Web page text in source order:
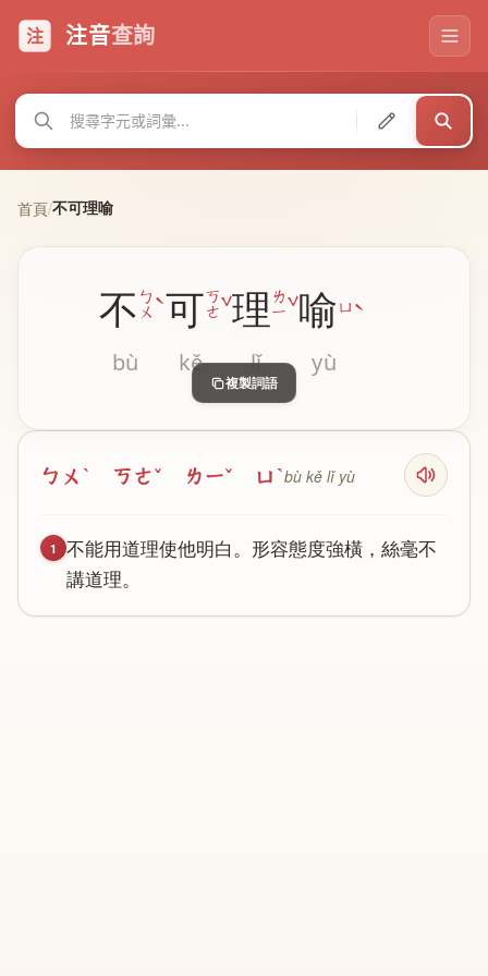
注 注音查詢
首頁/不可理喻
不 ㄅ
ㄨˋ
bù
可ㄎ
ㄜˇ
kě
理 ㄌ
ㄧˇ
lǐ
喻ㄩˋ
yù
複製詞語
ㄅㄨˋ ㄎㄜˇ ㄌㄧˇ ㄩˋbù kě lǐ yù
1 不能用道理使他明白。 形容態度強橫 ， 絲毫不
講道理。